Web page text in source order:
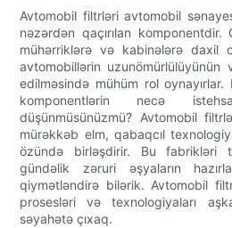
Avtomobil filtrləri avtomobil
nəzərdən qaçırılan
mühərriklərə və kabinələrə daxil
avtomobillərin uzunömürlülüyünün
edilməsində mühüm rol
komponentlərin necə
düşünmüsünüzmü? Avtomobil
mürəkkəb elm, qabaqcıl
özündə birləşdirir. Bu fabrikləri
gündəlik zəruri əşyaların
qiymətləndirə bilərik. Avtomobil filtri
prosesləri və texnologiyaları
səyahətə çıxaq.